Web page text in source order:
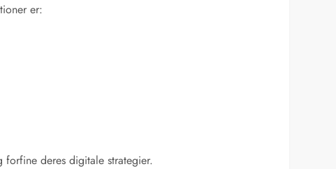
er:
forfine deres digitale strategier.